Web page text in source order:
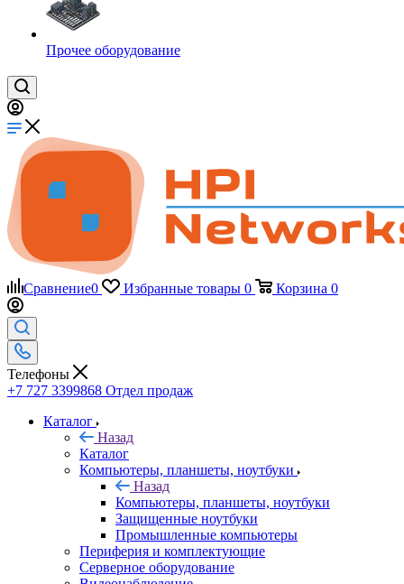
Прочее оборудование
Сравнение0 Избранные товары 0 Корзина 0
Телефоны
+7 727 3399868 Отдел продаж
Каталог
Назад
Каталог
Компьютеры, планшеты, ноутбуки
Назад
Компьютеры, планшеты, ноутбуки
Защищенные ноутбуки
Промышленные компьютеры
Периферия и комплектующие
Серверное оборудование